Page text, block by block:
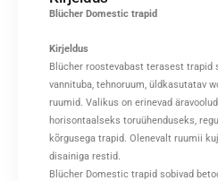
Blücher Domestic trapid
Kirjeldus
Blücher roostevabast terasest trapid
vannituba, tehnoruum, üldkasutatav
ruumid. Valikus on erinevad
horisontaalseks toruühenduseks,
kõrgusega trapid. Olenevalt ruumii
disainiga restid.
Blücher Domestic trapid sobivad